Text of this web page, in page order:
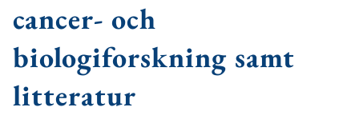
cancer- och
biologiforskning samt
litteratur